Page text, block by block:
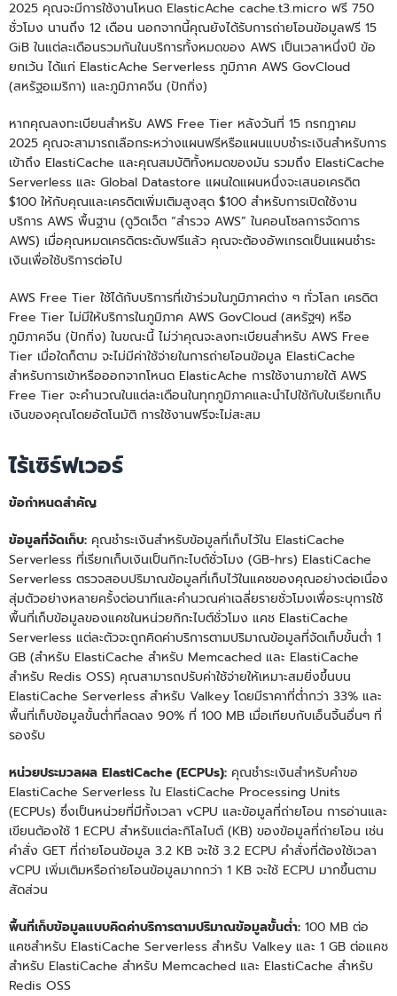
2025 คุณจะมีการใช้งานโหนด ElasticAche cache.t3.micro ฟรี 750
ชั่วโมง นานถึง 12 เดือน นอกจากนี้คุณยังได้รับการถ่ายโอนข้อมูลฟรี 15
GiB ในแต่ละเดือนรวมกันในบริการทั้งหมดของ AWS เป็นเวลาหนึ่งปี ข้อ
ยกเว้น ได้แก่ ElasticAche Serverless ภูมิภาค AWS GovCloud
(สหรัฐอเมริกา) และภูมิภาคจีน (ปักกิ่ง)
หากคุณลงทะเบียนสำหรับ AWS Free Tier หลังวันที่ 15 กรกฎาคม
2025 คุณจะสามารถเลือกระหว่างแผนฟรีหรือแผนแบบชำระเงินสำหรับการ
เข้าถึง ElastiCache และคุณสมบัติทั้งหมดของมัน รวมถึง ElastiCache
Serverless และ Global Datastore แผนใดแผนหนึ่งจะเสนอเครดิต
$100 ให้กับคุณและเครดิตเพิ่มเติมสูงสุด $100 สำหรับการเปิดใช้งาน
บริการ AWS พื้นฐาน (ดูวิดเจ็ต “สำรวจ AWS” ในคอนโซลการจัดการ
AWS) เมื่อคุณหมดเครดิตระดับฟรีแล้ว คุณจะต้องอัพเกรดเป็นแผนชำระ
เงินเพื่อใช้บริการต่อไป
AWS Free Tier ใช้ได้กับบริการที่เข้าร่วมในภูมิภาคต่าง ๆ ทั่วโลก เครดิต
Free Tier ไม่มีให้บริการในภูมิภาค AWS GovCloud (สหรัฐฯ) หรือ
ภูมิภาคจีน (ปักกิ่ง) ในขณะนี้ ไม่ว่าคุณจะลงทะเบียนสำหรับ AWS Free
Tier เมื่อใดก็ตาม จะไม่มีค่าใช้จ่ายในการถ่ายโอนข้อมูล ElastiCache
สำหรับการเข้าหรือออกจากโหนด ElasticAche การใช้งานภายใต้ AWS
Free Tier จะคำนวณในแต่ละเดือนในทุกภูมิภาคและนำไปใช้กับใบเรียกเก็บ
เงินของคุณโดยอัตโนมัติ การใช้งานฟรีจะไม่สะสม
ไร้เซิร์ฟเวอร์
ข้อกำหนดสำคัญ
ข้อมูลที่จัดเก็บ: คุณชําระเงินสําหรับข้อมูลที่เก็บไว้ใน ElastiCache
Serverless ที่เรียกเก็บเงินเป็นกิกะไบต์ชั่วโมง (GB-hrs) ElastiCache
Serverless ตรวจสอบปริมาณข้อมูลที่เก็บไว้ในแคชของคุณอย่างต่อเนื่อง
สุ่มตัวอย่างหลายครั้งต่อนาทีและคํานวณค่าเฉลี่ยรายชั่วโมงเพื่อระบุการใช้
พื้นที่เก็บข้อมูลของแคชในหน่วยกิกะไบต์ชั่วโมง แคช ElastiCache
Serverless แต่ละตัวจะถูกคิดค่าบริการตามปริมาณข้อมูลที่จัดเก็บขั้นต่ำ 1
GB (สำหรับ ElastiCache สำหรับ Memcached และ ElastiCache
สำหรับ Redis OSS) คุณสามารถปรับค่าใช้จ่ายให้เหมาะสมยิ่งขึ้นบน
ElastiCache Serverless สำหรับ Valkey โดยมีราคาที่ต่ำกว่า 33% และ
พื้นที่เก็บข้อมูลขั้นต่ำที่ลดลง 90% ที่ 100 MB เมื่อเทียบกับเอ็นจิ้นอื่นๆ ที่
รองรับ
หน่วยประมวลผล ElastiCache (ECPUs): คุณชําระเงินสําหรับคําขอ
ElastiCache Serverless ใน ElastiCache Processing Units
(ECPUs) ซึ่งเป็นหน่วยที่มีทั้งเวลา vCPU และข้อมูลที่ถ่ายโอน การอ่านและ
เขียนต้องใช้ 1 ECPU สําหรับแต่ละกิโลไบต์ (KB) ของข้อมูลที่ถ่ายโอน เช่น
คําสั่ง GET ที่ถ่ายโอนข้อมูล 3.2 KB จะใช้ 3.2 ECPU คําสั่งที่ต้องใช้เวลา
vCPU เพิ่มเติมหรือถ่ายโอนข้อมูลมากกว่า 1 KB จะใช้ ECPU มากขึ้นตาม
สัดส่วน
พื้นที่เก็บข้อมูลแบบคิดค่าบริการตามปริมาณข้อมูลขั้นต่ำ: 100 MB ต่อ
แคชสำหรับ ElastiCache Serverless สำหรับ Valkey และ 1 GB ต่อแคช
สำหรับ ElastiCache สำหรับ Memcached และ ElastiCache สำหรับ
Redis OSS